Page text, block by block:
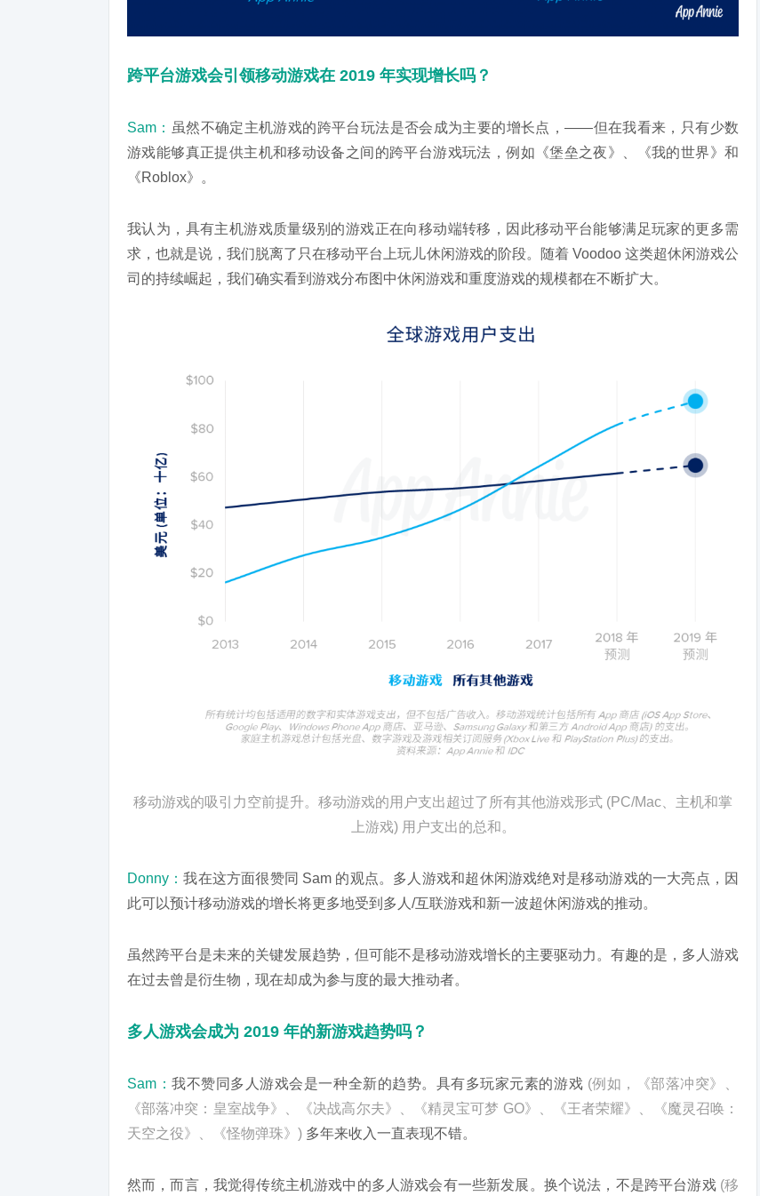
跨平台游戏会引领移动游戏在 2019 年实现增长吗？
Sam： 虽然不确定主机游戏的跨平台玩法是否会成为主要的增长点，——但在我看来，只有少数
游戏能够真正提供主机和移动设备之间的跨平台游戏玩法，例如《堡垒之夜》、《我的世界》和
《Roblox》。
我认为，具有主机游戏质量级别的游戏正在向移动端转移，因此移动平台能够满足玩家的更多需
求，也就是说，我们脱离了只在移动平台上玩儿休闲游戏的阶段。随着 Voodoo 这类超休闲游戏公
司的持续崛起，我们确实看到游戏分布图中休闲游戏和重度游戏的规模都在不断扩大。
移动游戏的吸引力空前提升。移动游戏的用户支出超过了所有其他游戏形式 (PC/Mac、主机和掌
上游戏) 用户支出的总和。
Donny：我在这方面很赞同 Sam 的观点。多人游戏和超休闲游戏绝对是移动游戏的一大亮点，因
此可以预计移动游戏的增长将更多地受到多人/互联游戏和新一波超休闲游戏的推动。
虽然跨平台是未来的关键发展趋势，但可能不是移动游戏增长的主要驱动力。有趣的是，多人游戏
在过去曾是衍生物，现在却成为参与度的最大推动者。
多人游戏会成为 2019 年的新游戏趋势吗？
Sam：我不赞同多人游戏会是一种全新的趋势。具有多玩家元素的游戏 (例如，《部落冲突》、
《部落冲突：皇室战争》、《决战高尔夫》、《精灵宝可梦 GO》、《王者荣耀》、《魔灵召唤：
天空之役》、《怪物弹珠》) 多年来收入一直表现不错。
然而，而言，我觉得传统主机游戏中的多人游戏会有一些新发展。换个说法，不是跨平台游戏(移